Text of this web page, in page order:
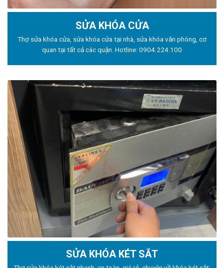
SỬA KHÓA CỬA
Thợ sửa khóa cửa, sửa khóa cửa tại nhà, sửa khóa văn phòng, cơ
quan tại tất cả các quận. Hotline: 0904.224.100
SỬA KHÓA KÉT SẮT